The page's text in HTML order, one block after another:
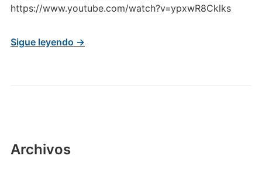
Archivos
https://www.youtube.com/watch?v=ypxwR8Cklks
Sigue leyendo →